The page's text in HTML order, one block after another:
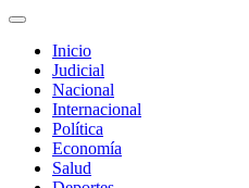
Inicio
Judicial
Nacional
Internacional
Política
Economía
Salud